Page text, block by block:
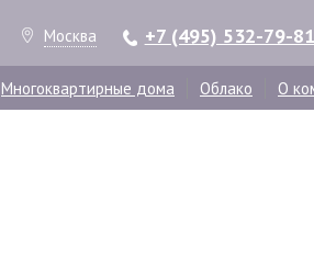
Москва +7 (495) 532-79-81
Многоквартирные дома Облако О